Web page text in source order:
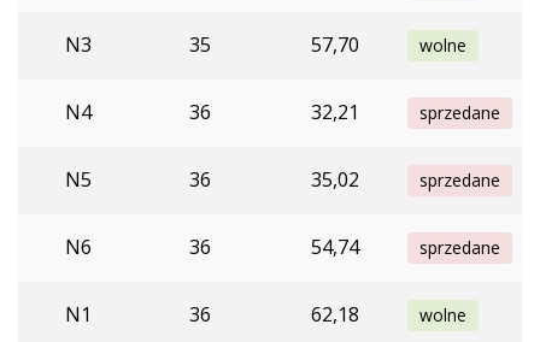
N3 35 57,70 wolne
N4 36 32,21 sprzedane
N5 36 35,02 sprzedane
N6 36 54,74 sprzedane
N1 36 62,18 wolne